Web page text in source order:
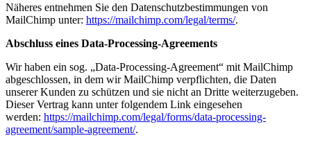
Näheres entnehmen Sie den Datenschutzbestimmungen von
MailChimp unter: https://mailchimp.com/legal/terms/.
Abschluss eines Data-Processing-Agreements
Wir haben ein sog. „Data-Processing-Agreement“ mit MailChimp
abgeschlossen, in dem wir MailChimp verpflichten, die Daten
unserer Kunden zu schützen und sie nicht an Dritte weiterzugeben.
Dieser Vertrag kann unter folgendem Link eingesehen
werden: https://mailchimp.com/legal/forms/data-processing-
agreement/sample-agreement/.